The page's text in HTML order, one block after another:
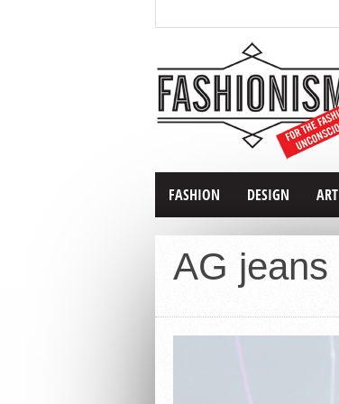
FASHION DESIGN ART
AG jeans